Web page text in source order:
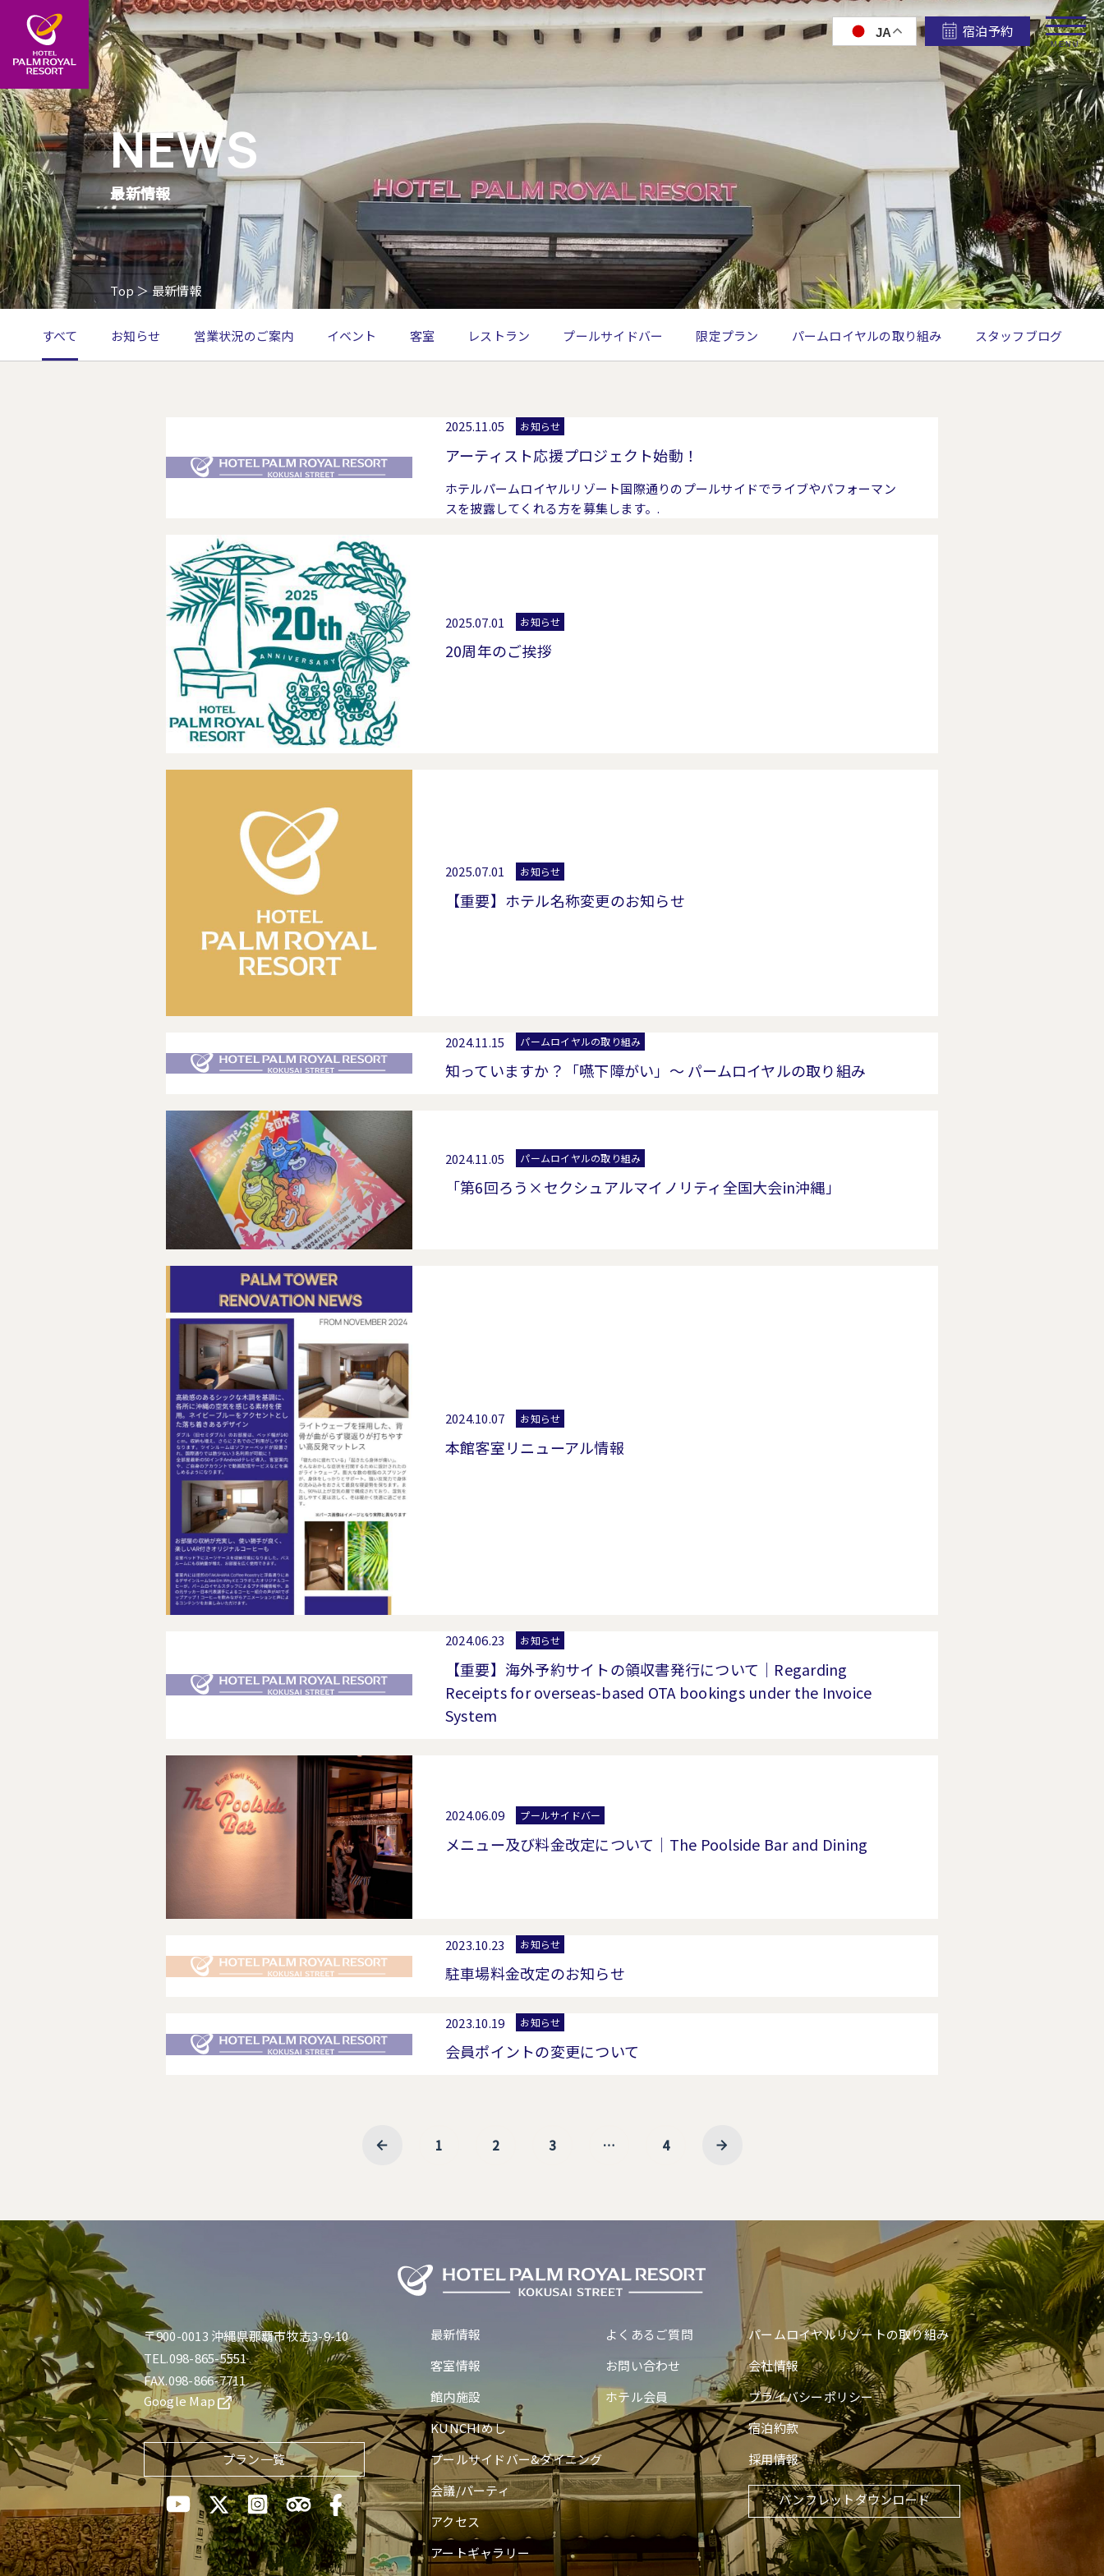
MENU
JA 宿泊予約
NEWS
最新情報
Top＞ 最新情報
すべて お知らせ 営業状況のご案内 イベント 客室 レストラン プールサイドバー 限定プラン パームロイヤルの取り組み スタッフブログ
2025.11.05 お知らせ
アーティスト応援プロジェクト始動！
ホテルパームロイヤルリゾート国際通りのプールサイドでライブやパフォーマン
スを披露してくれる方を募集します。.
2025.07.01 お知らせ
20周年のご挨拶
2025.07.01 お知らせ
【重要】ホテル名称変更のお知らせ
2024.11.15 パームロイヤルの取り組み
知っていますか？「嚥下障がい」～ パームロイヤルの取り組み
2024.11.05 パームロイヤルの取り組み
「第6回ろう×セクシュアルマイノリティ全国大会in沖縄」
2024.10.07 お知らせ
本館客室リニューアル情報
2024.06.23 お知らせ
【重要】海外予約サイトの領収書発行について｜Regarding
Receipts for overseas-based OTA bookings under the Invoice
System
2024.06.09 プールサイドバー
メニュー及び料金改定について｜The Poolside Bar and Dining
2023.10.23 お知らせ
駐車場料金改定のお知らせ
2023.10.19 お知らせ
会員ポイントの変更について
1 2 3 … 4
〒900-0013 沖縄県那覇市牧志3-9-10
TEL.098-865-5551
FAX.098-866-7711
Google Map
プラン一覧
最新情報
客室情報
館内施設
KUNCHIめし
プールサイドバー&ダイニング
会議/パーティ
アクセス
アートギャラリー
よくあるご質問
お問い合わせ
ホテル会員
パームロイヤルリゾートの取り組み
会社情報
プライバシーポリシー
宿泊約款
採用情報
パンフレットダウンロード